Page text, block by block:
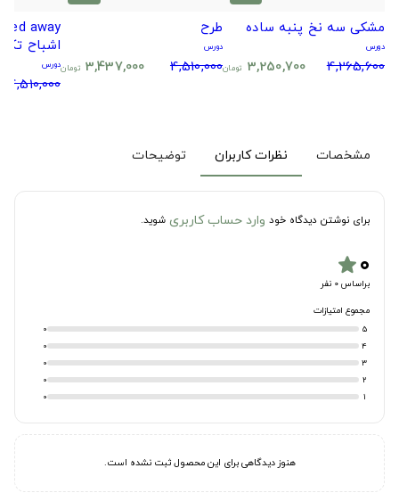
مشکی سه نخ پنبه ساده
دورس
4,265,600
3,250,700 تومان
طرح
دورس
4,510,000
3,437,000 تومان
اشباح تک
دورس
4,510,000
مشخصات نظرات کاربران توضیحات
برای نوشتن دیدگاه خود وارد حساب کاربری شوید.
۰star
براساس 0 نفر
مجموع امتیازات
5
0
4
0
3
0
2
0
1
0
هنوز دیدگاهی برای این محصول ثبت نشده است.